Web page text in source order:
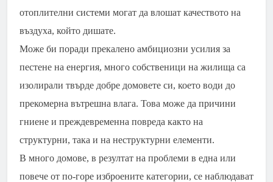
отоплителни системи могат да влошат качеството на
въздуха, който дишате.
Може би поради прекалено амбициозни усилия за
пестене на енергия, много собственици на жилища са
изолирали твърде добре домовете си, което води до
прекомерна вътрешна влага. Това може да причини
гниене и преждевременна повреда както на
структурни, така и на неструктурни елементи.
В много домове, в резултат на проблеми в една или
повече от по-горе изброените категории, се наблюдават